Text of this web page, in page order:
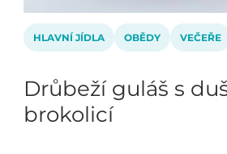
HLAVNÍ JÍDLA OBĚDY VEČEŘE
Drůbeží guláš s
brokolicí